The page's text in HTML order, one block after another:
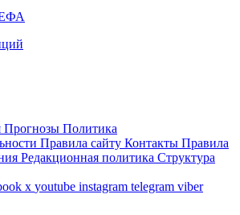
Прогнозы Политика
Правила сайту Контакты Правила
Редакционная политика Структура
x youtube instagram telegram viber